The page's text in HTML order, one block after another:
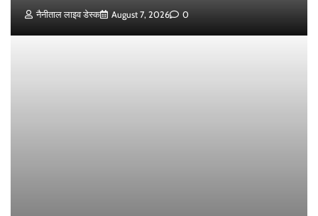
नैनीताल लाइव डेस्क August 7, 2026 0